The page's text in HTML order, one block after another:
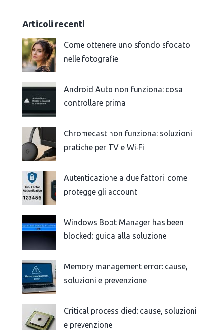
Articoli recenti
Come ottenere uno sfondo sfocato
nelle fotografie
Android Auto non funziona: cosa
controllare prima
Chromecast non funziona: soluzioni
pratiche per TV e Wi‑Fi
Autenticazione a due fattori: come
protegge gli account
Windows Boot Manager has been
blocked: guida alla soluzione
Memory management error: cause,
soluzioni e prevenzione
Critical process died: cause, soluzioni
e prevenzione